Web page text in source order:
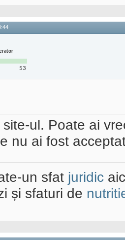
53
ul. Poate ai
nu ai fost
un sfat juridic
și sfaturi de